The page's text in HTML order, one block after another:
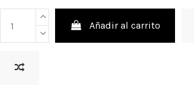
Añadir al carrito